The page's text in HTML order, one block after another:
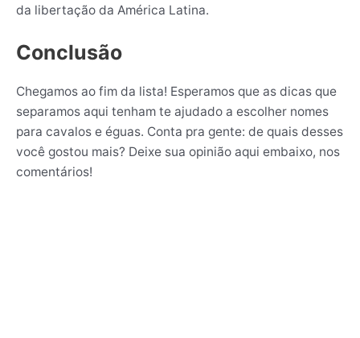
da libertação da América Latina.
Conclusão
Chegamos ao fim da lista! Esperamos que as dicas que
separamos aqui tenham te ajudado a escolher nomes
para cavalos e éguas. Conta pra gente: de quais desses
você gostou mais? Deixe sua opinião aqui embaixo, nos
comentários!